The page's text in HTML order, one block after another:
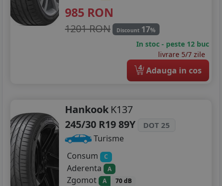
985 RON
1201 RON Discount 17%
In stoc - peste 12 buc
livrare 5/7 zile
4 Adauga in cos
Hankook K137
245/30 R19 89Y
DOT 25
Turisme
Consum
C
Aderenta A
Zgomot A 70 dB